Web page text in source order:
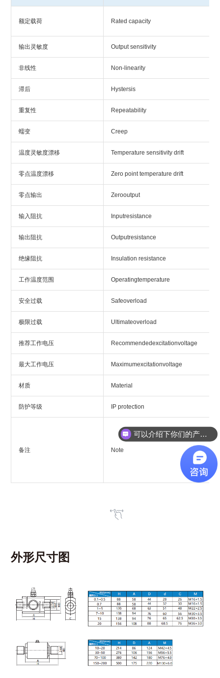
额定载荷 Rated capacity
输出灵敏度 Output sensitivity
非线性 Non-linearity
滞后 Hystersis
重复性 Repeatability
蠕变 Creep
温度灵敏度漂移 Temperature sensitivity drift
零点温度漂移 Zero point temperature drift
零点输出 Zerooutput
输入阻抗 Inputresistance
输出阻抗 Outputresistance
绝缘阻抗 Insulation resistance
工作温度范围 Operatingtemperature
安全过载 Safeoverload
极限过载 Ultimateoverload
推荐工作电压 Recommendedexcitationvoltage
最大工作电压 Maximumexcitationvoltage
材质 Material
防护等级 IP protection
备注 Note
外形尺寸图
可以介绍下你们的产品么？